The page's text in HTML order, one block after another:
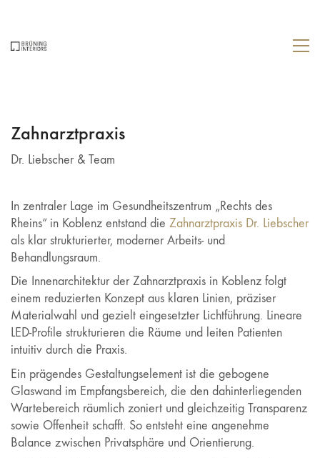
Zahnarztpraxis
Dr. Liebscher & Team
In zentraler Lage im Gesundheitszentrum „Rechts des
Rheins“ in Koblenz entstand die Zahnarztpraxis Dr. Liebscher
als klar strukturierter, moderner Arbeits- und
Behandlungsraum.
Die Innenarchitektur der Zahnarztpraxis in Koblenz folgt
einem reduzierten Konzept aus klaren Linien, präziser
Materialwahl und gezielt eingesetzter Lichtführung. Lineare
LED-Profile strukturieren die Räume und leiten Patienten
intuitiv durch die Praxis.
Ein prägendes Gestaltungselement ist die gebogene
Glaswand im Empfangsbereich, die den dahinterliegenden
Wartebereich räumlich zoniert und gleichzeitig Transparenz
sowie Offenheit schafft. So entsteht eine angenehme
Balance zwischen Privatsphäre und Orientierung.